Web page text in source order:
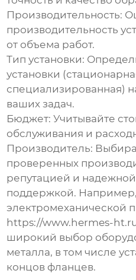
Производительность:
производительность
от объема работ.
Тип установки:
установки
специализированная)
ваших задач.
Бюджет: Учитывайте
обслуживания и
Производитель:
проверенных
репутацией и
поддержкой.
электромеханической
https://www.hermes-
широкий выбор
металла, в том числе
концов фланцев.